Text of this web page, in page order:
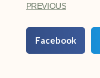
PREVIOUS
Facebook